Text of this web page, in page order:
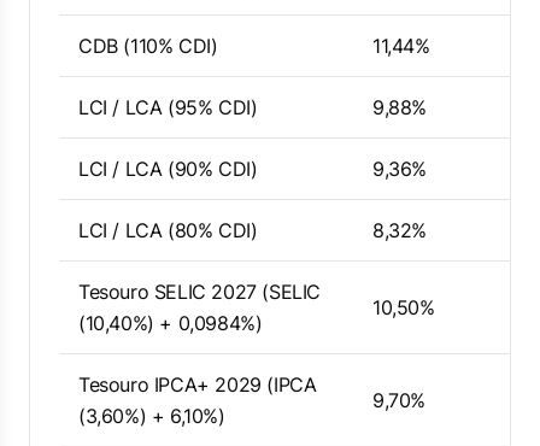
CDB (110% CDI) 11,44%
LCI / LCA (95% CDI) 9,88%
LCI / LCA (90% CDI) 9,36%
LCI / LCA (80% CDI) 8,32%
Tesouro SELIC 2027 (SELIC
(10,40%) + 0,0984%)
10,50%
Tesouro IPCA+ 2029 (IPCA
(3,60%) + 6,10%)
9,70%